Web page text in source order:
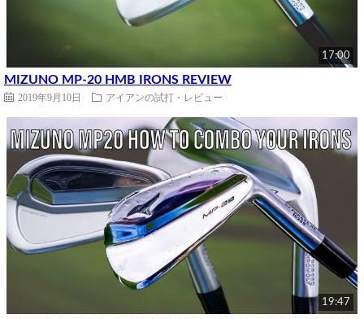
17:00
MIZUNO MP-20 HMB IRONS REVIEW
2019年9月10日 アイアンの試打・レビュー
19:47